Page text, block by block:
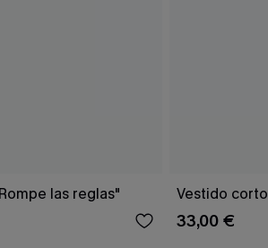
las reglas" Vestido
33,00 €